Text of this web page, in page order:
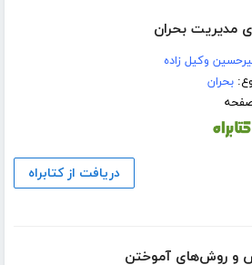
مدیریت بحران
وکیل زاده
بحران
دریافت از کتابراه
و روش‌های آموختن